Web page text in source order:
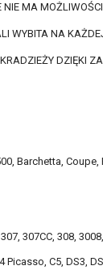
NIE MA
WYBITA NA
DZIĘKI
Barchetta,
307CC, 308,
Picasso, C5, DS3,